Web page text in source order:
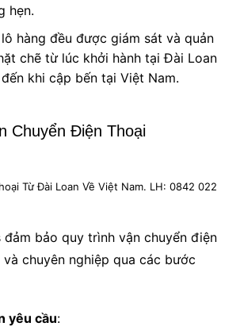
hẹn.
hàng đều được giám sát và quản
chẽ từ lúc khởi hành tại Đài Loan
khi cập bến tại Việt Nam.
Chuyển Điện Thoại
Từ Đài Loan Về Việt Nam. LH: 0842 022
đảm bảo quy trình vận chuyển điện
chuyên nghiệp qua các bước
yêu cầu: